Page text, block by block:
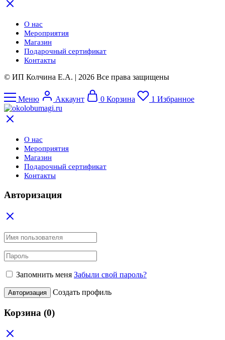
О нас
Мероприятия
Магазин
Подарочный сертификат
Контакты
© ИП Колчина Е.А. | 2026 Все права защищены
Меню Аккаунт 0 Корзина 1 Избранное
О нас
Мероприятия
Магазин
Подарочный сертификат
Контакты
Авторизация
Запомнить меня Забыли свой пароль?
Авторизация Создать профиль
Корзина (0)